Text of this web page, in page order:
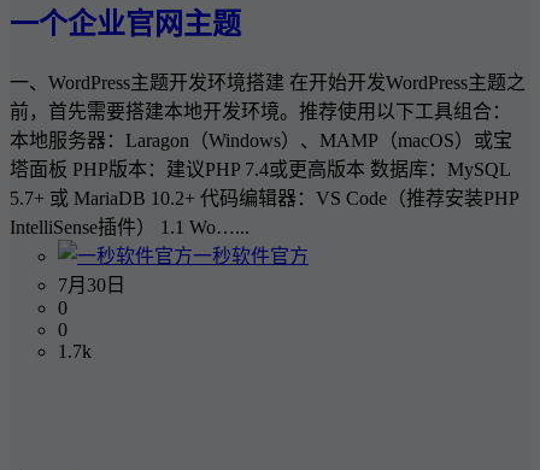
一个企业官网主题
一、WordPress主题开发环境搭建 在开始开发WordPress主题之
前，首先需要搭建本地开发环境。推荐使用以下工具组合：
本地服务器：Laragon（Windows）、MAMP（macOS）或宝
塔面板 PHP版本：建议PHP 7.4或更高版本 数据库：MySQL
5.7+ 或 MariaDB 10.2+ 代码编辑器：VS Code（推荐安装PHP
IntelliSense插件） 1.1 Wo…...
一秒软件官方
7月30日
0
0
1.7k